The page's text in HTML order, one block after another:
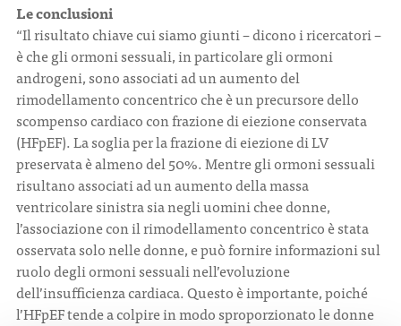
Le conclusioni
“Il risultato chiave cui siamo giunti – dicono i ricercatori –
è che gli ormoni sessuali, in particolare gli ormoni
androgeni, sono associati ad un aumento del
rimodellamento concentrico che è un precursore dello
scompenso cardiaco con frazione di eiezione conservata
(HFpEF). La soglia per la frazione di eiezione di LV
preservata è almeno del 50%. Mentre gli ormoni sessuali
risultano associati ad un aumento della massa
ventricolare sinistra sia negli uomini chee donne,
l’associazione con il rimodellamento concentrico è stata
osservata solo nelle donne, e può fornire informazioni sul
ruolo degli ormoni sessuali nell’evoluzione
dell’insufficienza cardiaca. Questo è importante, poiché
l’HFpEF tende a colpire in modo sproporzionato le donne